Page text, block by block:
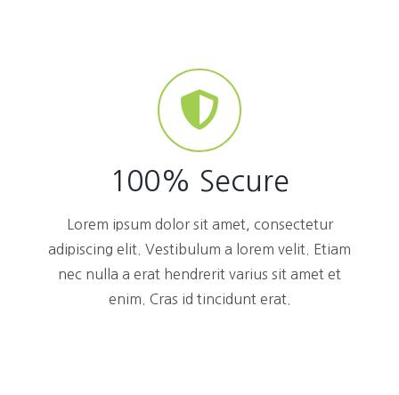
100% Secure
Lorem ipsum dolor sit amet, consectetur
adipiscing elit. Vestibulum a lorem velit. Etiam
nec nulla a erat hendrerit varius sit amet et
enim. Cras id tincidunt erat.